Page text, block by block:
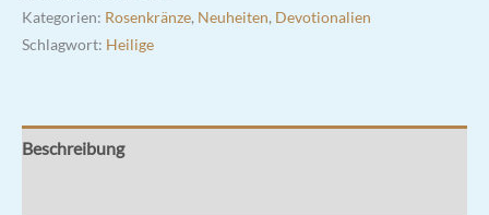
Kategorien: Rosenkränze, Neuheiten, Devotionalien
Schlagwort: Heilige
Beschreibung